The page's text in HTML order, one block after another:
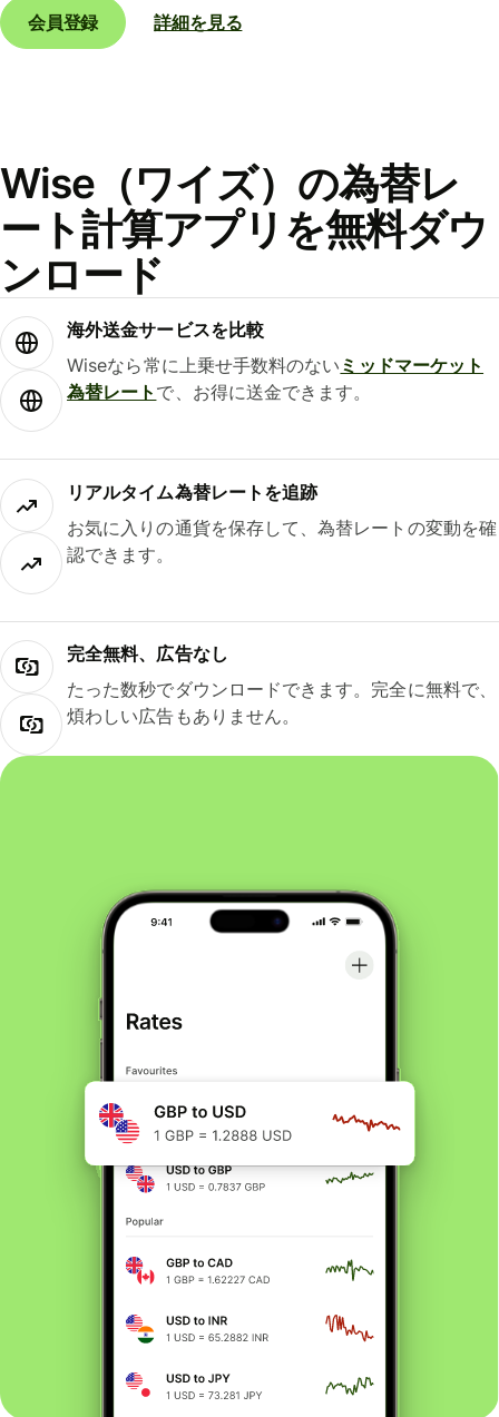
会員登録 詳細を見る
Wise（ワイズ）の為替レ
ート計算アプリを無料ダウ
ンロード
海外送金サービスを比較
Wiseなら常に上乗せ手数料のない ミッドマーケット
為替レート で、お得に送金できます。
リアルタイム為替レートを追跡
お気に入りの通貨を保存して、為替レートの変動を確
認できます。
完全無料、広告なし
たった数秒でダウンロードできます。完全に無料で、
煩わしい広告もありません。